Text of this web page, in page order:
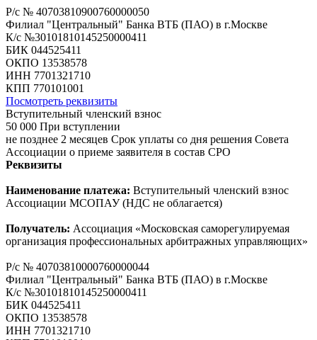
Р/с № 40703810900760000050
Филиал "Центральный" Банка ВТБ (ПАО) в г.Москве
К/с №30101810145250000411
БИК 044525411
ОКПО 13538578
ИНН 7701321710
КПП 770101001
Посмотреть реквизиты
Вступительный членский взнос
50 000 При вступлении
не позднее 2 месяцев Срок уплаты со дня решения Совета
Ассоциации о приеме заявителя в состав СРО
Реквизиты
Наименование платежа: Вступительный членский взнос
Ассоциации МСОПАУ (НДС не облагается)
Получатель: Ассоциация «Московская саморегулируемая
организация профессиональных арбитражных управляющих»
Р/с № 40703810000760000044
Филиал "Центральный" Банка ВТБ (ПАО) в г.Москве
К/с №30101810145250000411
БИК 044525411
ОКПО 13538578
ИНН 7701321710